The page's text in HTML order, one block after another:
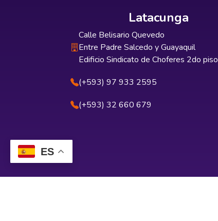
ES
Latacunga
Calle Belisario Quevedo
Entre Padre Salcedo y Guayaquil
Edificio Sindicato de Choferes 2do piso
(+593) 97 933 2595
(+593) 32 660 679